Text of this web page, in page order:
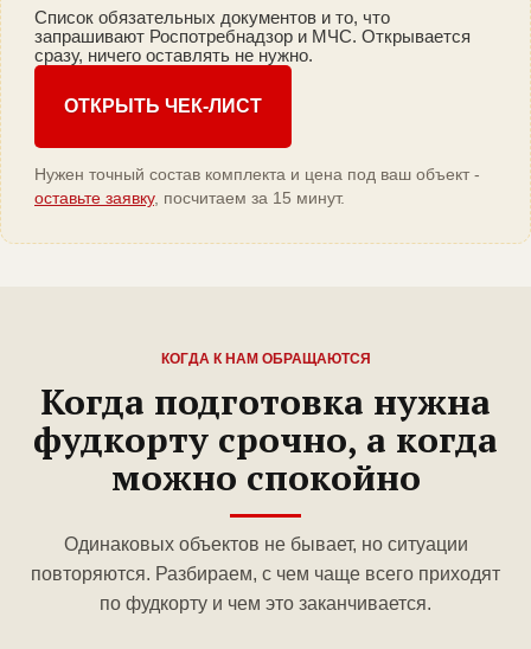
Список обязательных документов и то, что
запрашивают Роспотребнадзор и МЧС. Открывается
сразу, ничего оставлять не нужно.
ОТКРЫТЬ ЧЕК-ЛИСТ
Нужен точный состав комплекта и цена под ваш объект -
оставьте заявку, посчитаем за 15 минут.
КОГДА К НАМ ОБРАЩАЮТСЯ
Когда подготовка нужна
фудкорту срочно, а когда
можно спокойно
Одинаковых объектов не бывает, но ситуации
повторяются. Разбираем, с чем чаще всего приходят
по фудкорту и чем это заканчивается.